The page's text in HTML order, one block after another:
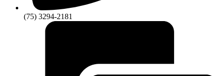
(75) 3294-2181